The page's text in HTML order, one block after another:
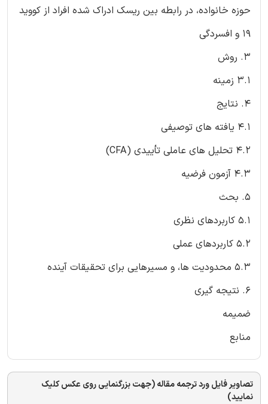
حوزه خانواده، در رابطه بین ریسک ادراک شده افراد از کووید
19 و افسردگی
3. روش
3.1 زمینه
4. نتایج
4.1 یافته های توصیفی
4.2 تحلیل های عاملی تأییدی (CFA)
4.3 آزمون فرضیه
5. بحث
5.1 کاربردهای نظری
5.2 کاربردهای عملی
5.3 محدودیت ها، و مسیرهایی برای تحقیقات آینده
6. نتیجه گیری
ضمیمه
منابع
تصاویر فایل ورد ترجمه مقاله (جهت بزرگنمایی روی عکس کلیک
نمایید)